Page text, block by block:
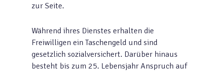
zur Seite.
Während ihres Dienstes erhalten die
Freiwilligen ein Taschengeld und sind
gesetzlich sozialversichert. Darüber hinaus
besteht bis zum 25. Lebensjahr Anspruch auf